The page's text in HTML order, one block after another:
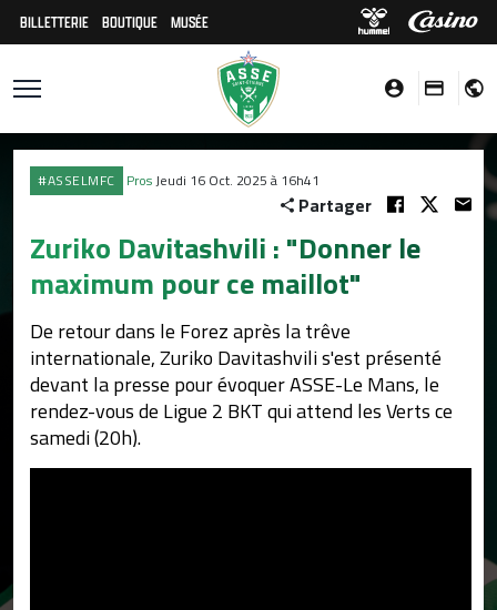
BILLETTERIE BOUTIQUE MUSÉE
#ASSELMFC ProsJeudi 16 Oct. 2025 à 16h41
Partager
Zuriko Davitashvili : "Donner le
maximum pour ce maillot"
De retour dans le Forez après la trêve
internationale, Zuriko Davitashvili s'est présenté
devant la presse pour évoquer ASSE-Le Mans, le
rendez-vous de Ligue 2 BKT qui attend les Verts ce
samedi (20h).